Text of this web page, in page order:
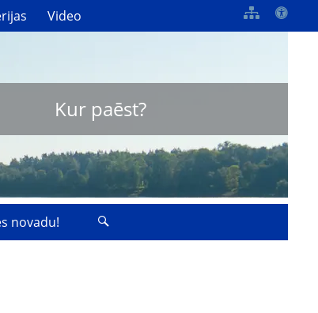
Video
Kur paēst?
novadu!